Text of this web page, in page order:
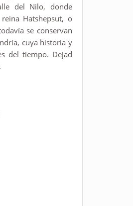
del Nilo, donde
Hatshepsut, o
se conservan
cuya historia y
del tiempo. Dejad